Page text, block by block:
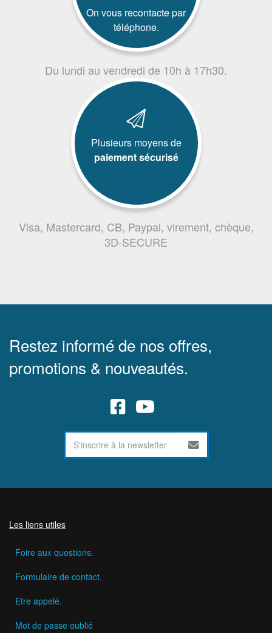
On vous recontacte par
téléphone.
Du lundi au vendredi de 10h à 17h30.
Plusieurs moyens de
paiement sécurisé
Visa, Mastercard, CB, Paypal, virement, chèque,
3D-SECURE
Restez informé de nos offres,
promotions & nouveautés.
Les liens utiles
Foire aux questions.
Formulaire de contact.
Etre appelé.
Mot de passe oublié